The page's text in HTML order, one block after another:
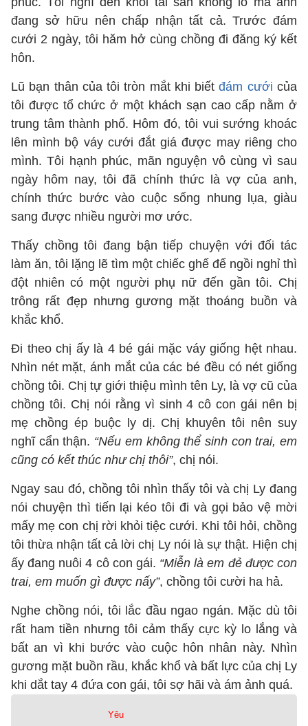
đang sở hữu nên chấp nhận tất cả. Trước đám
cưới 2 ngày, tôi hăm hở cùng chồng đi đăng ký kết
hôn.
Lũ bạn thân của tôi tròn mắt khi biếtđám cưới của
tôi được tổ chức ở một khách sạn cao cấp nằm ở
trung tâm thành phố. Hôm đó, tôi vui sướng khoác
lên mình bộ váy cưới đắt giá được may riêng cho
mình. Tôi hạnh phúc, mãn nguyện vô cùng vì sau
ngày hôm nay, tôi đã chính thức là vợ của anh,
chính thức bước vào cuộc sống nhung lụa, giàu
sang được nhiều người mơ ước.
Thấy chồng tôi đang bận tiếp chuyện với đối tác
làm ăn, tôi lặng lẽ tìm một chiếc ghế để ngồi nghỉ thì
đột nhiên có một người phụ nữ đến gần tôi. Chị
trông rất đẹp nhưng gương mặt thoáng buồn và
khắc khổ.
Đi theo chị ấy là 4 bé gái mặc váy giống hệt nhau.
Nhìn nét mặt, ánh mắt của các bé đều có nét giống
chồng tôi. Chị tự giới thiệu mình tên Ly, là vợ cũ của
chồng tôi. Chị nói rằng vì sinh 4 cô con gái nên bị
mẹ chồng ép buộc ly dị. Chị khuyên tôi nên suy
nghĩ cẩn thận. “Nếu em không thể sinh con trai, em
cũng có kết thúc như chị thôi”, chị nói.
Ngay sau đó, chồng tôi nhìn thấy tôi và chị Ly đang
nói chuyện thì tiến lại kéo tôi đi và gọi bảo vệ mời
mấy mẹ con chị rời khỏi tiệc cưới. Khi tôi hỏi, chồng
tôi thừa nhận tất cả lời chị Ly nói là sự thật. Hiện chị
ấy đang nuôi 4 cô con gái. “Miễn là em đẻ được con
trai, em muốn gì được nấy”, chồng tôi cười ha hả.
Nghe chồng nói, tôi lắc đầu ngao ngán. Mặc dù tôi
rất ham tiền nhưng tôi cảm thấy cực kỳ lo lắng và
bất an vì khi bước vào cuộc hôn nhân này. Nhìn
gương mặt buồn rầu, khắc khổ và bất lực của chị Ly
khi dắt tay 4 đứa con gái, tôi sợ hãi và ám ảnh quá.
Yêu